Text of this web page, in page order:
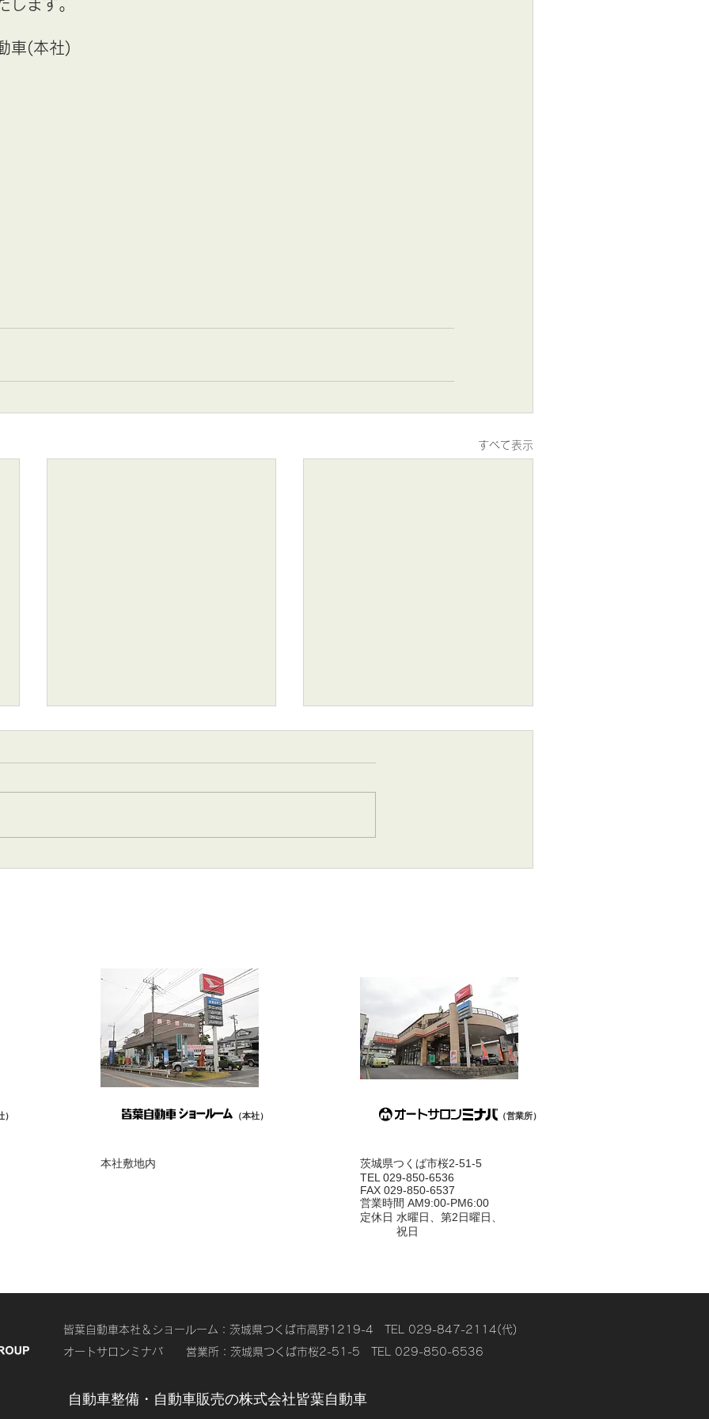
します。
車(本社)
すべて表示
2026年 7月4日･5日(土曜･
2026年 7月1日より変更お知
（本社）
本社敷地内
（営業所）
茨城県つくば市桜2-51-5
TEL 029-850-6536
FAX 029-850-6537
営業時間 AM9:00-PM6:00
定休日 水曜日、第2日曜日、
祝日
皆葉自動車本社＆ショールーム：茨城県つくば市高野1219-4 TEL 029-847-2114(代)
オートサロンミナバ 営業所：茨城県つくば市桜2-51-5 TEL 029-850-6536
自動車整備・自動車販売の株式会社皆葉自動車